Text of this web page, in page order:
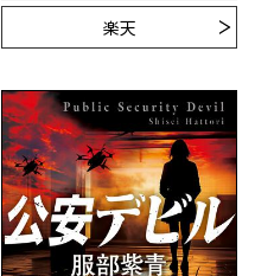
楽天